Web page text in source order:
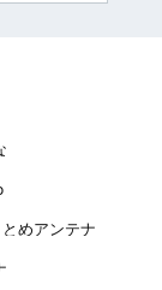
めアンテナ